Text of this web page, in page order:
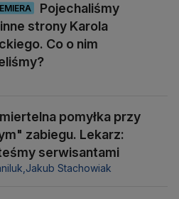
Pojechaliśmy
strony Karola
Co o nim
pomyłka przy
zabiegu. Lekarz:
serwisantami
Jakub Stachowiak